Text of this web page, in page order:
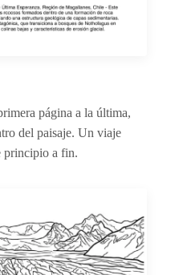
página a la última,
del paisaje. Un viaje
principio a fin.